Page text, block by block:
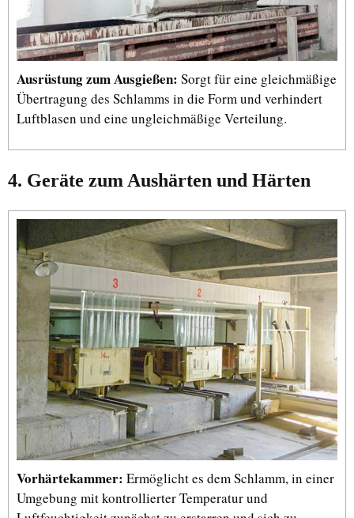
Ausrüstung zum Ausgießen: Sorgt für eine gleichmäßige
Übertragung des Schlamms in die Form und verhindert
Luftblasen und eine ungleichmäßige Verteilung.
4. Geräte zum Aushärten und Härten
Vorhärtekammer: Ermöglicht es dem Schlamm, in einer
Umgebung mit kontrollierter Temperatur und